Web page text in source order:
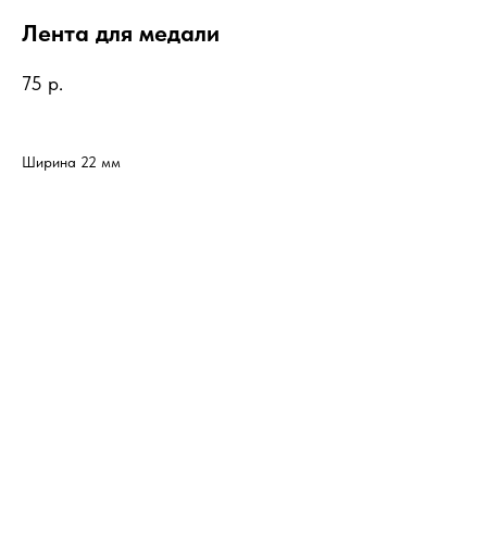
Лента для медали
75 р.
Ширина 22 мм